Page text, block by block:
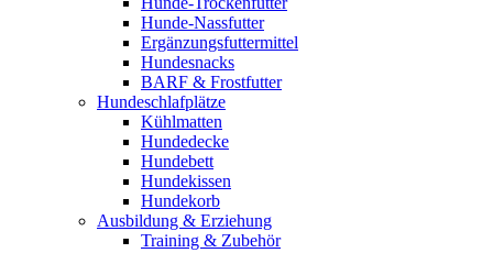
Hunde-Nassfutter
Ergänzungsfuttermittel
Hundesnacks
BARF & Frostfutter
Hundeschlafplätze
Kühlmatten
Hundedecke
Hundebett
Hundekissen
Hundekorb
Ausbildung & Erziehung
Training & Zubehör